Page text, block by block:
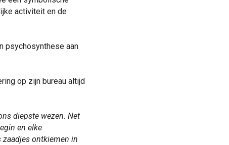
activiteit en de
psychosynthese aan
op zijn bureau altijd
diepste wezen. Net
en elke
ontkiemen in